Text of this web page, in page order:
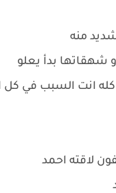
منه
شهقاتها بدأ يعلو
انت السبب في كل
لاقته احمد